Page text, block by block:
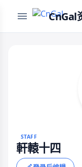
CnGal
STAFF
軒轅十四